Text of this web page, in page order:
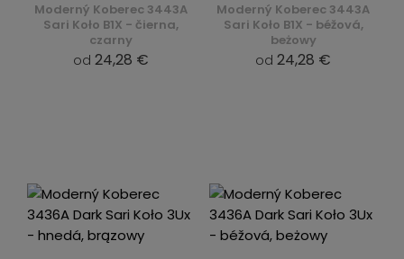
Moderný Koberec 3443A
Sari Koło B1X - čierna,
czarny
od 24,28 €
Moderný Koberec 3443A
Sari Koło B1X - béžová,
beżowy
od 24,28 €